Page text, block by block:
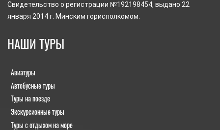
Свидетельство о регистрации №192198454, выдано 22
января 2014 г. Минским горисполкомом.
НАШИ ТУРЫ
Авиатуры
Автобусные туры
Туры на поезде
Экскурсионные туры
Туры с отдыхом на море